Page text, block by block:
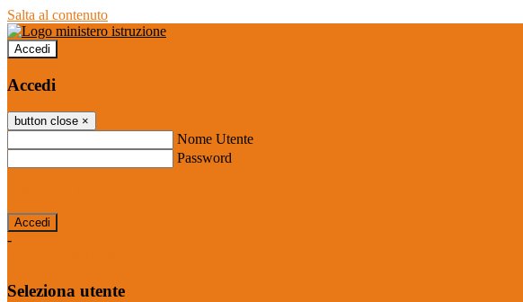
Salta al contenuto
Accedi
Accedi
button close ×
Nome Utente
Password
-
Seleziona utente